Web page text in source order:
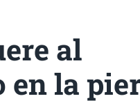
al
en la